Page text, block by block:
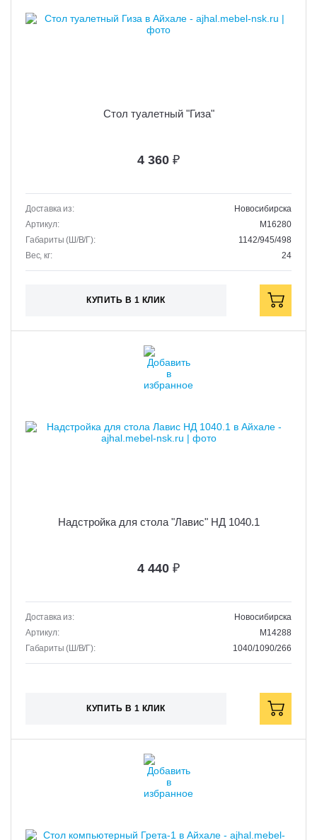
Стол туалетный "Гиза"
4 360 ₽
Доставка из:
Новосибирска
Артикул:
M16280
Габариты (Ш/В/Г):
1142/945/498
Вес, кг:
24
КУПИТЬ В 1 КЛИК
Надстройка для стола "Лавис" НД 1040.1
4 440 ₽
Доставка из:
Новосибирска
Артикул:
M14288
Габариты (Ш/В/Г):
1040/1090/266
КУПИТЬ В 1 КЛИК